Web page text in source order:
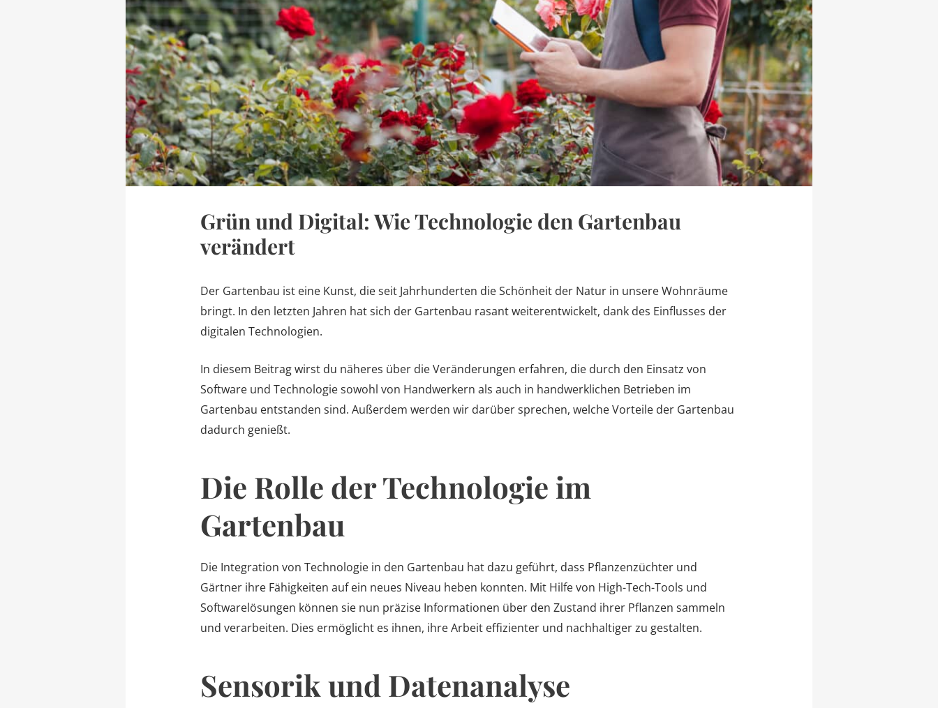
Grün und Digital: Wie Technologie den Gartenbau
verändert
Der Gartenbau ist eine Kunst, die seit Jahrhunderten die Schönheit der Natur in unsere Wohnräume
bringt. In den letzten Jahren hat sich der Gartenbau rasant weiterentwickelt, dank des Einflusses der
digitalen Technologien.
In diesem Beitrag wirst du näheres über die Veränderungen erfahren, die durch den Einsatz von
Software und Technologie sowohl von Handwerkern als auch in handwerklichen Betrieben im
Gartenbau entstanden sind. Außerdem werden wir darüber sprechen, welche Vorteile der Gartenbau
dadurch genießt.
Die Rolle der Technologie im
Gartenbau
Die Integration von Technologie in den Gartenbau hat dazu geführt, dass Pflanzenzüchter und
Gärtner ihre Fähigkeiten auf ein neues Niveau heben konnten. Mit Hilfe von High-Tech-Tools und
Softwarelösungen können sie nun präzise Informationen über den Zustand ihrer Pflanzen sammeln
und verarbeiten. Dies ermöglicht es ihnen, ihre Arbeit effizienter und nachhaltiger zu gestalten.
Sensorik und Datenanalyse